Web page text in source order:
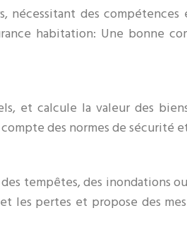
des compétences
habitation: Une bonne
et calcule la valeur des
des normes de sécurité
tempêtes, des inondations
les pertes et propose des